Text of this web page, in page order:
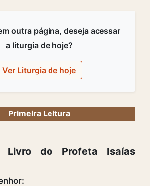
outra página, deseja acessar
a liturgia de hoje?
Ver Liturgia de hoje
Primeira Leitura
Livro do Profeta Isaías